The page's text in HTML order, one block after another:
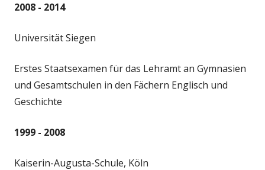
2008 - 2014
Universität Siegen
Erstes Staatsexamen für das Lehramt an Gymnasien
und Gesamtschulen in den Fächern Englisch und
Geschichte
1999 - 2008
Kaiserin-Augusta-Schule, Köln